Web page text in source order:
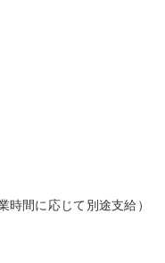
間に応じて別途支給）